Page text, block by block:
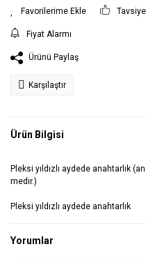
Fiyat Alarmı
Ürünü Paylaş
Karşılaştır
Ürün Bilgisi
Pleksi yıldızlı aydede anahtarlık
medir.)
Pleksi yıldızlı aydede anahtarlık
Yorumlar